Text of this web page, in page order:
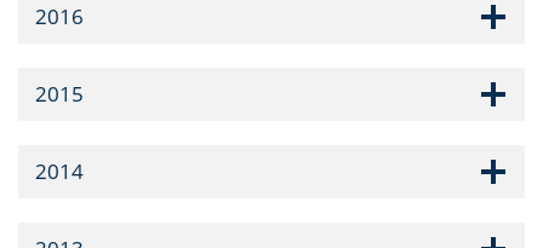
2016
2015
2014